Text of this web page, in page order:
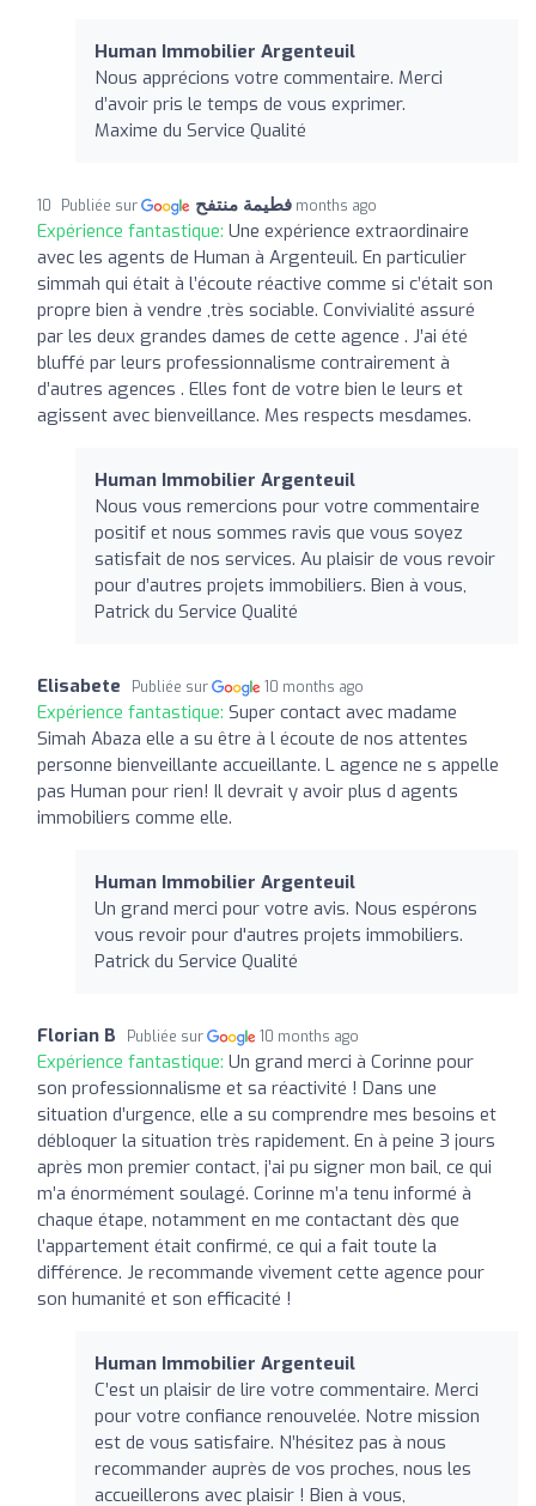
Human Immobilier Argenteuil
Nous apprécions votre commentaire. Merci
d’avoir pris le temps de vous exprimer.
Maxime du Service Qualité
فطيمة منتفح Publiée sur 10 months ago
Expérience fantastique: Une expérience extraordinaire
avec les agents de Human à Argenteuil. En particulier
simmah qui était à l’écoute réactive comme si c’était son
propre bien à vendre ,très sociable. Convivialité assuré
par les deux grandes dames de cette agence . J’ai été
bluffé par leurs professionnalisme contrairement à
d’autres agences . Elles font de votre bien le leurs et
agissent avec bienveillance. Mes respects mesdames.
Human Immobilier Argenteuil
Nous vous remercions pour votre commentaire
positif et nous sommes ravis que vous soyez
satisfait de nos services. Au plaisir de vous revoir
pour d’autres projets immobiliers. Bien à vous,
Patrick du Service Qualité
Elisabete Publiée sur 10 months ago
Expérience fantastique: Super contact avec madame
Simah Abaza elle a su être à l écoute de nos attentes
personne bienveillante accueillante. L agence ne s appelle
pas Human pour rien! Il devrait y avoir plus d agents
immobiliers comme elle.
Human Immobilier Argenteuil
Un grand merci pour votre avis. Nous espérons
vous revoir pour d'autres projets immobiliers.
Patrick du Service Qualité
Florian B Publiée sur 10 months ago
Expérience fantastique: Un grand merci à Corinne pour
son professionnalisme et sa réactivité ! Dans une
situation d’urgence, elle a su comprendre mes besoins et
débloquer la situation très rapidement. En à peine 3 jours
après mon premier contact, j’ai pu signer mon bail, ce qui
m’a énormément soulagé. Corinne m’a tenu informé à
chaque étape, notamment en me contactant dès que
l’appartement était confirmé, ce qui a fait toute la
différence. Je recommande vivement cette agence pour
son humanité et son efficacité !
Human Immobilier Argenteuil
C’est un plaisir de lire votre commentaire. Merci
pour votre confiance renouvelée. Notre mission
est de vous satisfaire. N’hésitez pas à nous
recommander auprès de vos proches, nous les
accueillerons avec plaisir ! Bien à vous,